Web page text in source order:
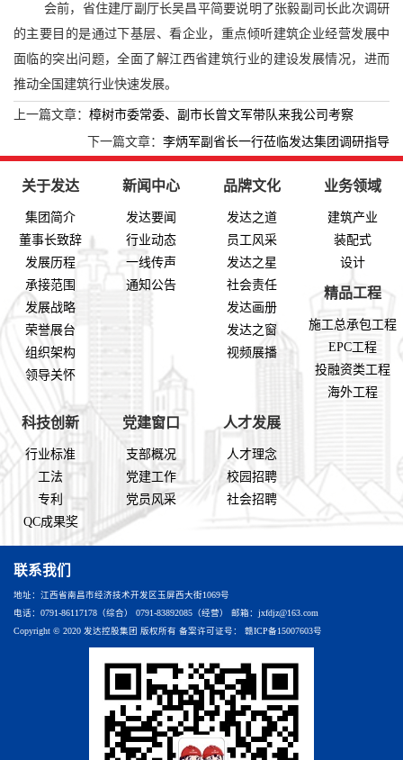
会前，省住建厅副厅长吴昌平简要说明了张毅副司长此次调研
的主要目的是通过下基层、看企业，重点倾听建筑企业经营发展中
面临的突出问题，全面了解江西省建筑行业的建设发展情况，进而
推动全国建筑行业快速发展。
上一篇文章： 樟树市委常委、副市长曾文军带队来我公司考察
下一篇文章： 李炳军副省长一行莅临发达集团调研指导
关于发达
集团简介
董事长致辞
发展历程
承接范围
发展战略
荣誉展台
组织架构
领导关怀
新闻中心
发达要闻
行业动态
一线传声
通知公告
品牌文化
发达之道
员工风采
发达之星
社会责任
发达画册
发达之窗
视频展播
业务领域
建筑产业
装配式
设计
精品工程
施工总承包工程
EPC工程
投融资类工程
海外工程
科技创新
行业标准
工法
专利
QC成果奖
党建窗口
支部概况
党建工作
党员风采
人才发展
人才理念
校园招聘
社会招聘
联系我们
地址：江西省南昌市经济技术开发区玉屏西大街1069号
电话：0791-86117178（综合） 0791-83892085（经营） 邮箱：jxfdjz@163.com
Copyright © 2020 发达控股集团 版权所有 备案许可证号： 赣ICP备15007603号